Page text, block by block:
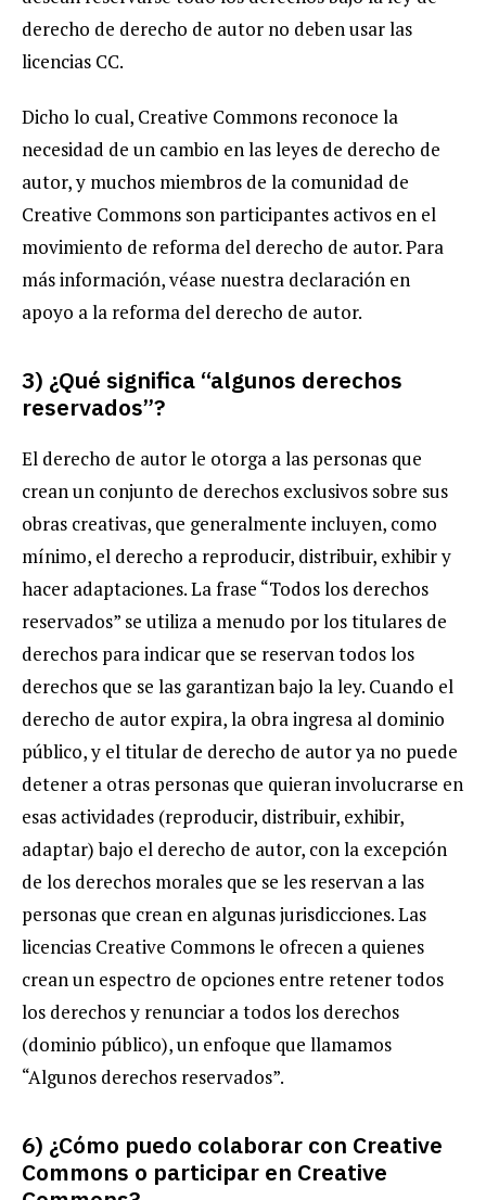
derecho de derecho de autor no deben usar las
licencias CC.
Dicho lo cual, Creative Commons reconoce la
necesidad de un cambio en las leyes de derecho de
autor, y muchos miembros de la comunidad de
Creative Commons son participantes activos en el
movimiento de reforma del derecho de autor. Para
más información, véase nuestra declaración en
apoyo a la reforma del derecho de autor.
3) ¿Qué significa “algunos derechos
reservados”?
El derecho de autor le otorga a las personas que
crean un conjunto de derechos exclusivos sobre sus
obras creativas, que generalmente incluyen, como
mínimo, el derecho a reproducir, distribuir, exhibir y
hacer adaptaciones. La frase “Todos los derechos
reservados” se utiliza a menudo por los titulares de
derechos para indicar que se reservan todos los
derechos que se las garantizan bajo la ley. Cuando el
derecho de autor expira, la obra ingresa al dominio
público, y el titular de derecho de autor ya no puede
detener a otras personas que quieran involucrarse en
esas actividades (reproducir, distribuir, exhibir,
adaptar) bajo el derecho de autor, con la excepción
de los derechos morales que se les reservan a las
personas que crean en algunas jurisdicciones. Las
licencias Creative Commons le ofrecen a quienes
crean un espectro de opciones entre retener todos
los derechos y renunciar a todos los derechos
(dominio público), un enfoque que llamamos
“Algunos derechos reservados”.
6) ¿Cómo puedo colaborar con Creative
Commons o participar en Creative